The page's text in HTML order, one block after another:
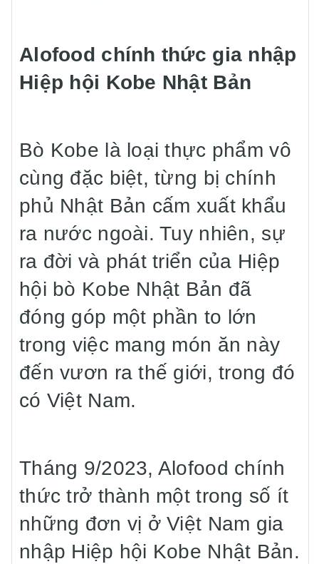
Alofood chính thức gia nhập
Hiệp hội Kobe Nhật Bản
Bò Kobe là loại thực phẩm vô
cùng đặc biệt, từng bị chính
phủ Nhật Bản cấm xuất khẩu
ra nước ngoài. Tuy nhiên, sự
ra đời và phát triển của Hiệp
hội bò Kobe Nhật Bản đã
đóng góp một phần to lớn
trong việc mang món ăn này
đến vươn ra thế giới, trong đó
có Việt Nam.
Tháng 9/2023, Alofood chính
thức trở thành một trong số ít
những đơn vị ở Việt Nam gia
nhập Hiệp hội Kobe Nhật Bản.